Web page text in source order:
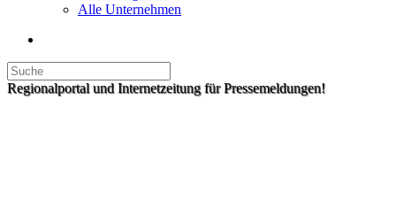
Alle Unternehmen
Regionalportal und Internetzeitung für Pressemeldungen!